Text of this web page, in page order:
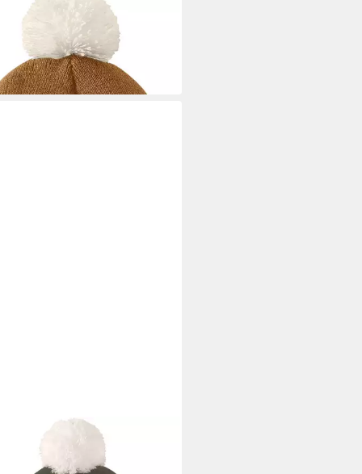
Lookout Hat
Werktagen bei dir
Carhartt KNIT
LOGO BEANIE 105168